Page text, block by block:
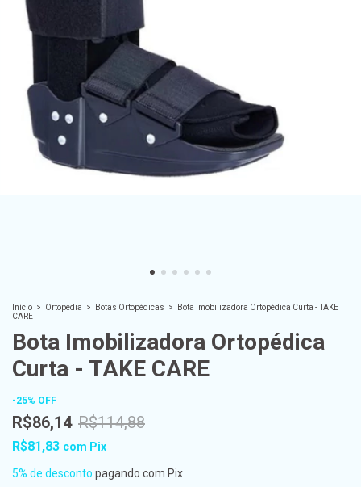
Início > Ortopedia > Botas Ortopédicas >
Bota Imobilizadora Ortopédica Curta - TAKE
CARE
Bota Imobilizadora Ortopédica
Curta - TAKE CARE
-25% OFF
R$86,14 R$114,88
R$81,83 com Pix
5% de desconto pagando com Pix